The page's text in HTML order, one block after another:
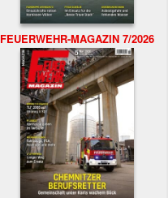
FEUERWEHR-MAGAZIN 7/2026